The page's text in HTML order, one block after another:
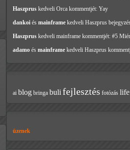
Haszprus kedveli Orca kommentjét: Yay
dankoi és mainframe kedveli Haszprus
Haszprus kedveli mainframe kommentjét: #5
adamo és mainframe kedveli Haszprus
ai blog bringa buli fejlesztés fotózás life
üzenek